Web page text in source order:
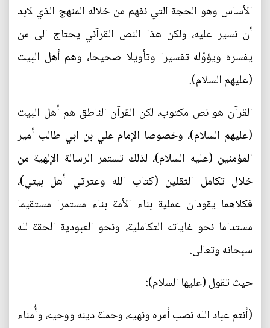
الأساس وهو الحجة التي نفهم من خلاله المنهج الذي لابد
أن نسير عليه، ولكن هذا النص القرآني يحتاج الى من
يفسره ويؤوّله تفسيرا وتأويلا صحيحا، وهم أهل البيت
(عليهم السلام).
القرآن هو نص مكتوب، لكن القرآن الناطق هم أهل البيت
(عليهم السلام)، وخصوصا الإمام علي بن ابي طالب أمير
المؤمنين (عليه السلام)، لذلك تستمر الرسالة الإلهية من
خلال تكامل الثقلين (كتاب الله وعترتي أهل بيتي)،
فكلاهما يقودان عملية بناء الأمة بناء مستمرا مستقيما
مستداما نحو غاياته التكاملية، ونحو العبودية الحقة لله
سبحانه وتعالى.
حيث تقول (عليها السلام):
(أنتم عباد الله نصب أمره ونهيه، وحملة دينه ووحيه، وأُمناء